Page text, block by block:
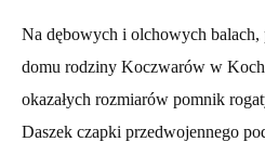
Na dębowych i olchowych balach,
domu rodziny Koczwarów w
okazałych rozmiarów pomnik
Daszek czapki przedwojennego